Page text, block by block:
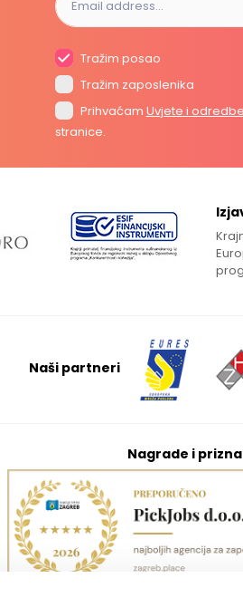
Tražim posao
Tražim zaposlenika
Prihvaćam Uvjete i odredbe
stranice.
Naši partneri
Nagrade i